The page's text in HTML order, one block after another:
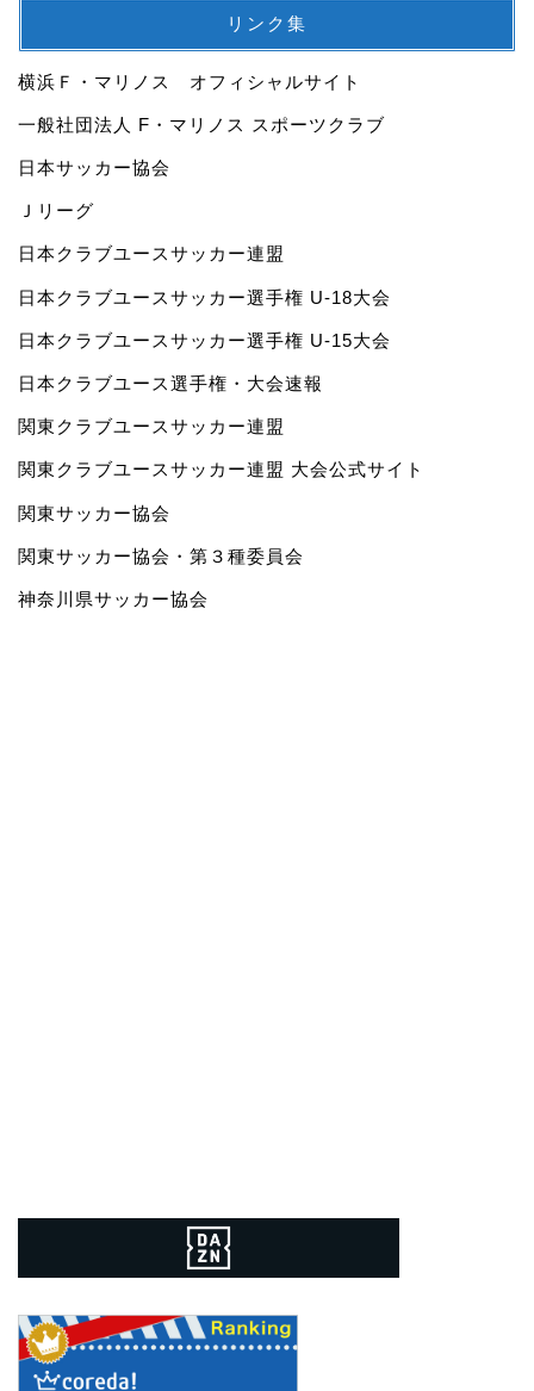
リンク集
横浜Ｆ・マリノス オフィシャルサイト
一般社団法人 F・マリノス スポーツクラブ
日本サッカー協会
Ｊリーグ
日本クラブユースサッカー連盟
日本クラブユースサッカー選手権 U-18大会
日本クラブユースサッカー選手権 U-15大会
日本クラブユース選手権・大会速報
関東クラブユースサッカー連盟
関東クラブユースサッカー連盟 大会公式サイト
関東サッカー協会
関東サッカー協会・第３種委員会
神奈川県サッカー協会